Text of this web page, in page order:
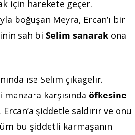
için harekete geçer.
boğuşan Meyra, Ercan’ı bir
sahibi Selim sanarak ona
ise Selim çıkagelir.
karşısında öfkesine
, Ercan’a şiddetle saldırır ve onu
bu şiddetli karmaşanın